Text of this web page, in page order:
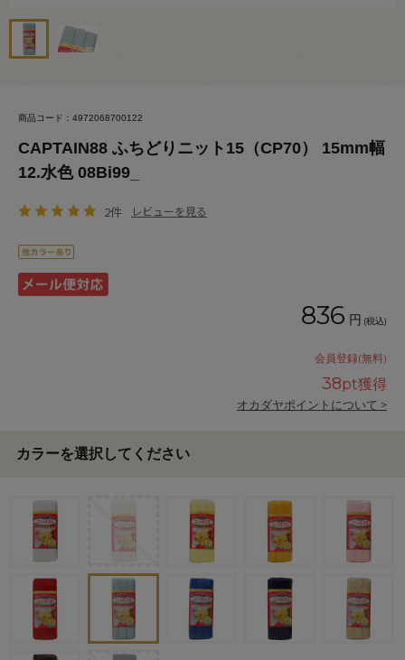
商品コード：4972068700122
CAPTAIN88 ふちどりニット15（CP70） 15mm幅
12.水色 08Bi99_
2件 レビューを見る
836 円 (税込)
会員登録(無料)
38pt獲得
オカダヤポイントについて >
カラーを選択してください